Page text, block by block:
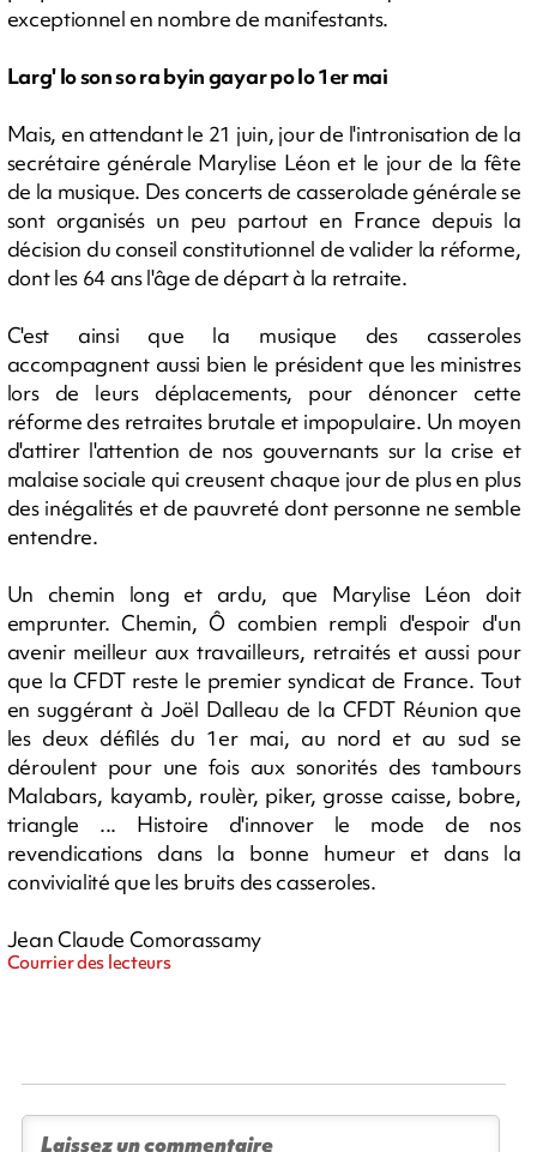
exceptionnel en nombre de manifestants.
Larg' lo son so ra byin gayar polo 1er mai
Mais, en attendant le 21 juin, jour de l'intronisation de la
secrétaire générale Marylise Léon et le jour de la fête
de la musique. Des concerts de casserolade générale se
sont organisés un peu partout en France depuis la
décision du conseil constitutionnel de valider la réforme,
dont les 64 ans l'âge de départ à la retraite.
C'est ainsi que la musique des casseroles
accompagnent aussi bien le président que les ministres
lors de leurs déplacements, pour dénoncer cette
réforme des retraites brutale et impopulaire. Un moyen
d'attirer l'attention de nos gouvernants sur la crise et
malaise sociale qui creusent chaque jour de plus en plus
des inégalités et de pauvreté dont personne ne semble
entendre.
Un chemin long et ardu, que Marylise Léon doit
emprunter. Chemin, Ô combien rempli d'espoir d'un
avenir meilleur aux travailleurs, retraités et aussi pour
que la CFDT reste le premier syndicat de France. Tout
en suggérant à Joël Dalleau de la CFDT Réunion que
les deux défilés du 1er mai, au nord et au sud se
déroulent pour une fois aux sonorités des tambours
Malabars, kayamb, roulèr, piker, grosse caisse, bobre,
triangle ... Histoire d'innover le mode de nos
revendications dans la bonne humeur et dans la
convivialité que les bruits des casseroles.
Jean Claude Comorassamy
Courrier des lecteurs